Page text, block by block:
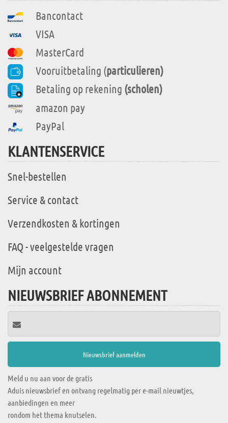
Bancontact
VISA
MasterCard
Vooruitbetaling (particulieren)
Betaling op rekening (scholen)
amazon pay
PayPal
KLANTENSERVICE
Snel-bestellen
Service & contact
Verzendkosten & kortingen
FAQ - veelgestelde vragen
Mijn account
NIEUWSBRIEF ABONNEMENT
Meld u nu aan voor de gratis
Aduis nieuwsbrief en ontvang regelmatig per e-mail nieuwtjes,
aanbiedingen en meer
rondom het thema knutselen.